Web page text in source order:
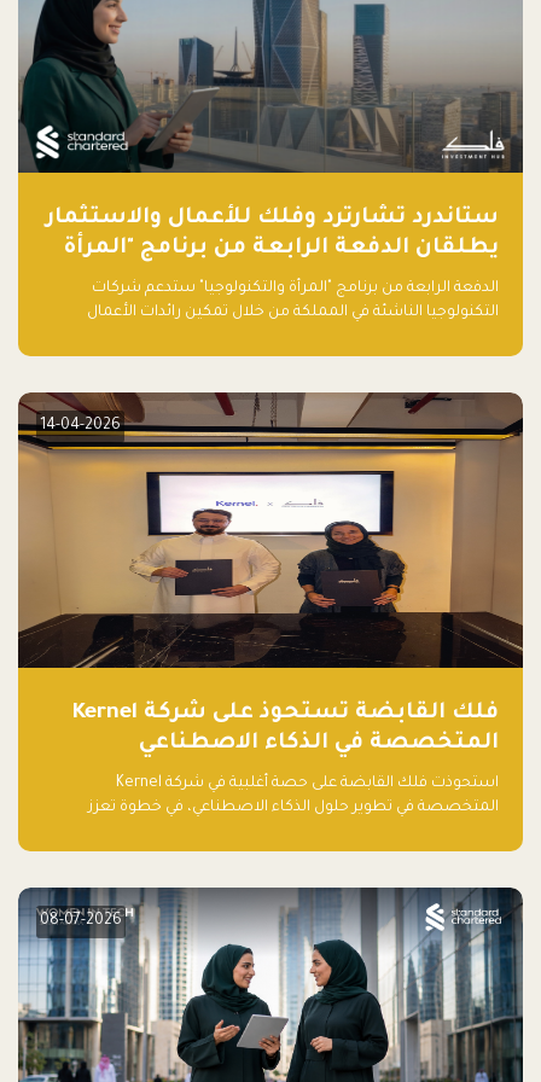
ستاندرد تشارترد وفلك للأعمال والاستثمار
يطلقان الدفعة الرابعة من برنامج "المرأة
والتكنولوجيا" لعام 2026 في المملكة
العربية السعودية
الدفعة الرابعة من برنامج "المرأة والتكنولوجيا" ستدعم شركات
التكنولوجيا الناشئة في المملكة من خلال تمكين رائدات الأعمال
14-04-2026
فلك القابضة تستحوذ على شركة Kernel
المتخصصة في الذكاء الاصطناعي
استحوذت فلك القابضة على حصة أغلبية في شركة Kernel
المتخصصة في تطوير حلول الذكاء الاصطناعي، في خطوة تعزز
المنطقة.
08-07-2026